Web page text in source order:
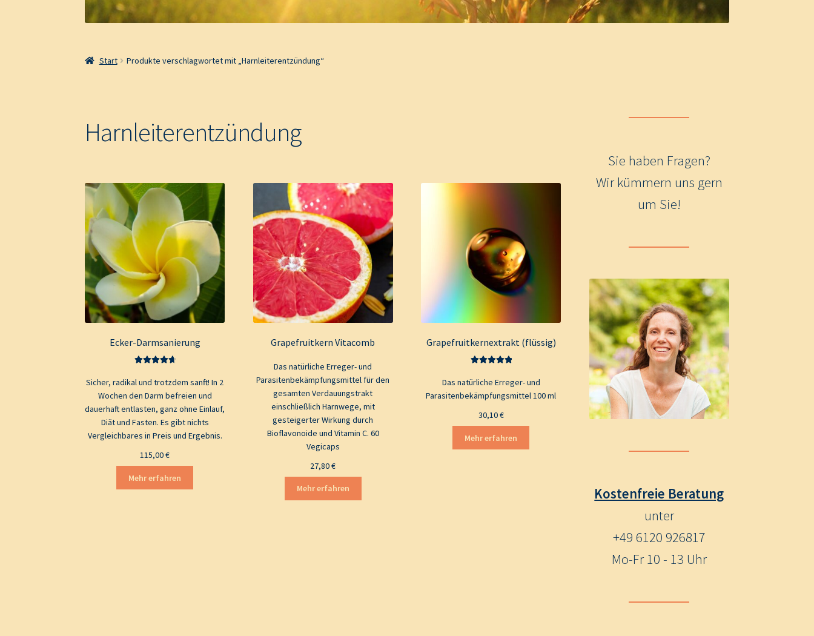
Start Produkte verschlagwortet mit „Harnleiterentzündung“
Harnleiterentzündung
Ecker-Darmsanierung
4.80von 5
Sicher, radikal und trotzdem sanft! In 2
Wochen den Darm befreien und
dauerhaft entlasten, ganz ohne Einlauf,
Diät und Fasten. Es gibt nichts
Vergleichbares in Preis und Ergebnis.
115,00€
Mehr erfahren
Grapefruitkern Vitacomb
Das natürliche Erreger- und
Parasitenbekämpfungsmittel für den
gesamten Verdauungstrakt
einschließlich Harnwege, mit
gesteigerter Wirkung durch
Bioflavonoide und Vitamin C. 60
Vegicaps
27,80€
Mehr erfahren
Grapefruitkernextrakt (flüssig)
5.00von 5
Das natürliche Erreger- und
Parasitenbekämpfungsmittel 100 ml
30,10€
Mehr erfahren
Sie haben Fragen?
Wir kümmern uns gern
um Sie!
Kostenfreie Beratung
unter
+49 6120 926817
Mo-Fr 10 - 13 Uhr